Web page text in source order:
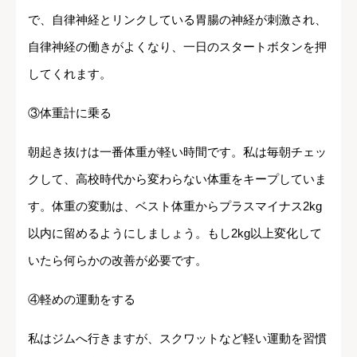
で、自律神経とリンクしている胃腸の神経が刺激され、
自律神経の働きがよくなり、一日のスタートボタンを押
してくれます。
③体重計に乗る
朝起き抜けは一番体重が軽い時間です。私は毎朝チェッ
クして、高校時代から変わらない体重をキープしていま
す。体重の変動は、ベスト体重からプラスマイナス2kg
以内に留めるようにしましょう。もし2kg以上変化して
いたら何らかの改善が必要です。
④軽めの運動をする
私はジムへ行きますが、スクワットなど軽い運動を習慣